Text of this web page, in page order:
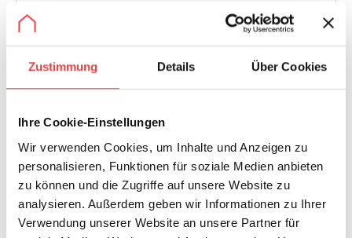
Zustimmung Details Über Cookies
Ihre Cookie-Einstellungen
Wir verwenden Cookies, um Inhalte und Anzeigen zu
personalisieren, Funktionen für soziale Medien anbieten
zu können und die Zugriffe auf unsere Website zu
analysieren. Außerdem geben wir Informationen zu Ihrer
Verwendung unserer Website an unsere Partner für
Die Bau- und Leistungsbeschreibung ist die
Bestandteil des
Bauvertrags. Mit Inkrafttreten des
Bauvertragsrechts am 1. Januar 2018 ist im
Verbraucherbauvertrag ein Mindestmaß an Pflichten
des Unternehmers gesetzlich geregelt. Das beinhaltet
zum Beispiel die Unterrichtung desVertragspartners
über die wesentlichen Eigenschaften des
Bauvorhabens und zur Erstellung bzw. Herausgabe
von Unterlagen.